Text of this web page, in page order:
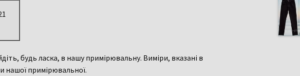
будь ласка, в нашу примірювальну. Виміри, вказані в
нашої примірювальної.